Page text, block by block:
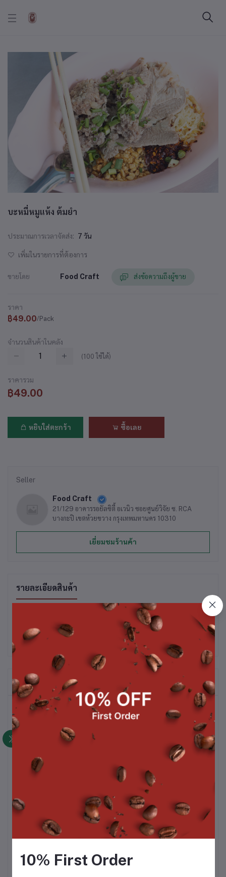
บะหมี่หมูแห้ง ต้มยำ
ประมาณการเวลาจัดส่ง: 7 วัน
เพิ่มในรายการที่ต้องการ
ขายโดย Food Craft ส่งข้อความถึงผู้ขาย
ราคา
฿49.00/Pack
จำนวนสินค้าในคลัง
(100 ใช้ได้)
ราคารวม
฿49.00
หยิบใส่ตะกร้า ซื้อเลย
Seller
Food Craft
21/129 อาคารรอยัลซิตี้ อเวนิว ซอยศูนย์วิจัย ซ. RCA
บางกะปิ เขตห้วยขวาง กรุงเทพมหานคร 10310
เยี่ยมชมร้านค้า
รายละเอียดสินค้า
สินค้าที่ซื้อบ่อย
สินค้าขายดี
ซุปหัวหอมแบบฝรั่งเศส + ขนมปัง / French
Onion Soup With Baguette
ครีมซุปหน่อไม้ฝรั่ง / Asparagus Cream
Soup
฿49.00
ครีมซุปมะเขือเทศ / Tomato Cream Soup
10% First Order